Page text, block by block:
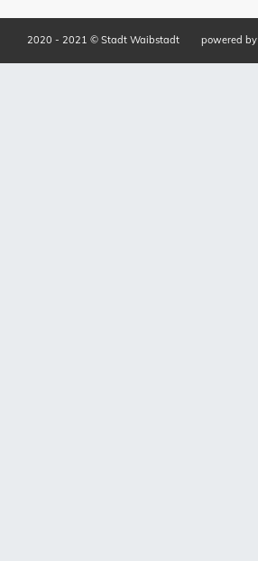
2020 - 2021 © Stadt Waibstadt powered by